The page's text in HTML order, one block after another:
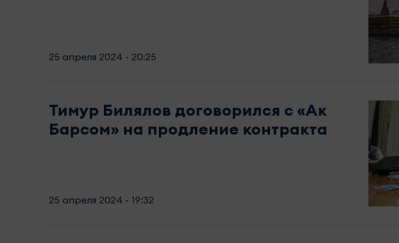
25 апреля 2024 - 20:25
Тимур Билялов договорился с «Ак
Барсом» на продление контракта
25 апреля 2024 - 19:32